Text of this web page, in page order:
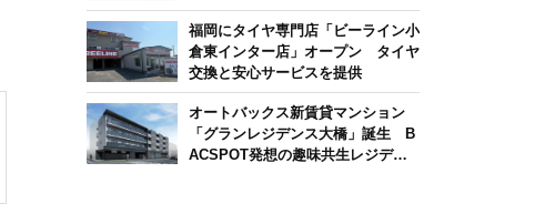
版】
福岡にタイヤ専門店「ビーライン小
倉東インター店」オープン タイヤ
交換と安心サービスを提供
オートバックス新賃貸マンション
「グランレジデンス大橋」誕生 B
ACSPOT発想の趣味共生レジデン